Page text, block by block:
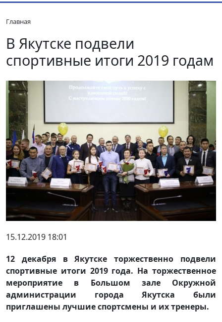
Главная
В Якутске подвели
спортивные итоги 2019 годам
15.12.2019 18:01
12 декабря в Якутске торжественно подвели
спортивные итоги 2019 года. На торжественное
мероприятие в Большом зале Окружной
администрации города Якутска были
приглашены лучшие спортсмены и их тренеры.